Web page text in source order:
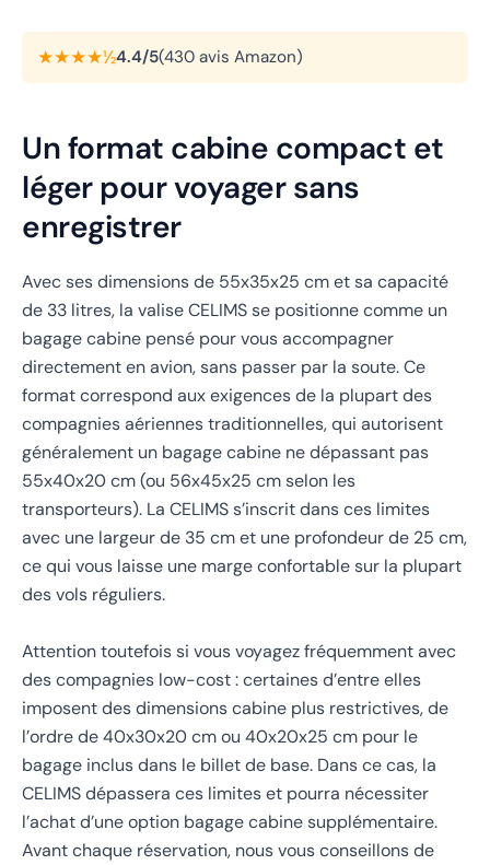
★★★★½4.4/5(430 avis Amazon)
Un format cabine compact et
léger pour voyager sans
enregistrer
Avec ses dimensions de 55x35x25 cm et sa capacité
de 33 litres, la valise CELIMS se positionne comme un
bagage cabine pensé pour vous accompagner
directement en avion, sans passer par la soute. Ce
format correspond aux exigences de la plupart des
compagnies aériennes traditionnelles, qui autorisent
généralement un bagage cabine ne dépassant pas
55x40x20 cm (ou 56x45x25 cm selon les
transporteurs). La CELIMS s’inscrit dans ces limites
avec une largeur de 35 cm et une profondeur de 25 cm,
ce qui vous laisse une marge confortable sur la plupart
des vols réguliers.
Attention toutefois si vous voyagez fréquemment avec
des compagnies low-cost : certaines d’entre elles
imposent des dimensions cabine plus restrictives, de
l’ordre de 40x30x20 cm ou 40x20x25 cm pour le
bagage inclus dans le billet de base. Dans ce cas, la
CELIMS dépassera ces limites et pourra nécessiter
l’achat d’une option bagage cabine supplémentaire.
Avant chaque réservation, nous vous conseillons de